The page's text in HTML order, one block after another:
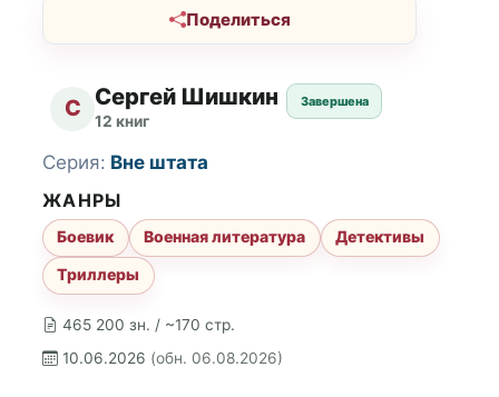
Поделиться
С Сергей Шишкин
12 книг
Завершена
465 200 зн. / ~170 стр.
10.06.2026 (обн. 06.08.2026)
Серия: Вне штата
ЖАНРЫ
Боевик Военная литература
Детективы
Триллеры